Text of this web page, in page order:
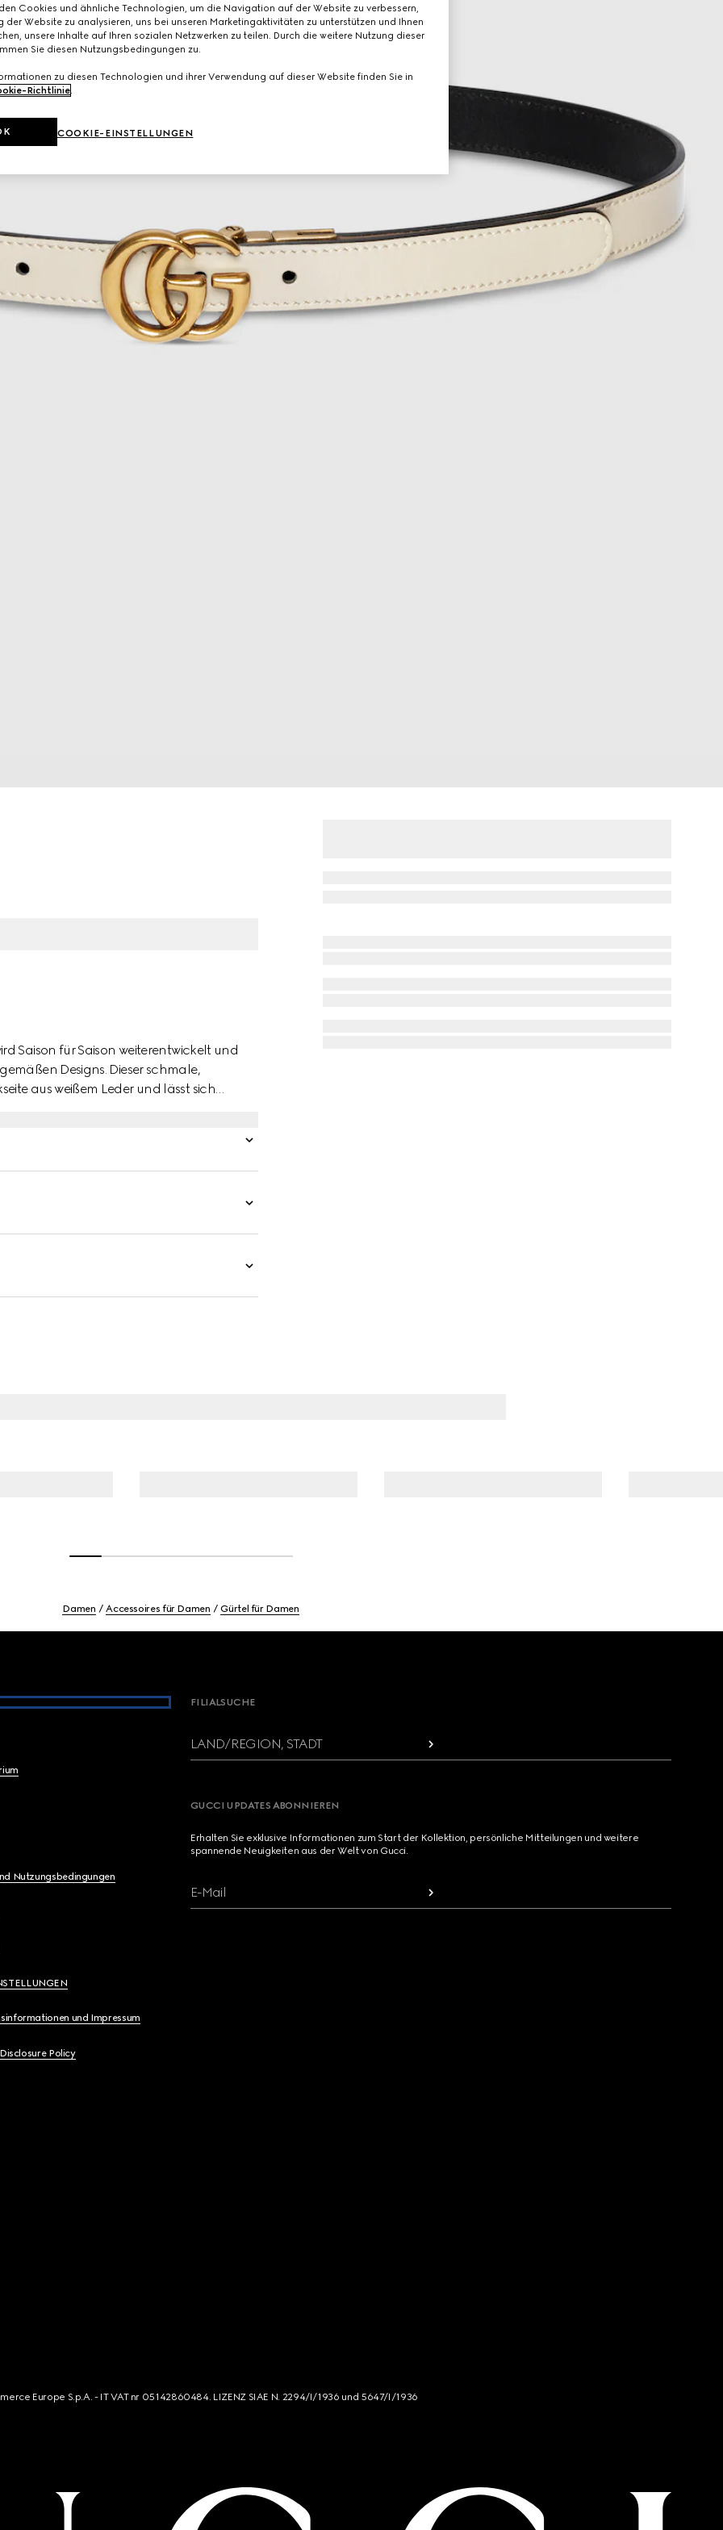
Saison für Saison weiterentwickelt und
Designs. Dieser schmale,
aus weißem Leder und lässt sich
Damen Accessoires für Damen Gürtel für Damen
Nutzungsbedingungen
und Impressum
Policy
FILIALSUCHE
LAND/REGION, STADT
GUCCI UPDATES ABONNIEREN
Erhalten Sie exklusive Informationen zum Start der Kollektion, persönliche Mitteilungen und weitere
spannende Neuigkeiten aus der Welt von Gucci.
E-Mail
Europe S.p.A. - IT VAT nr 05142860484. LIZENZ SIAE N. 2294/I/1936 und 5647/I/1936
Cookies und ähnliche Technologien, um die Navigation auf der Website zu verbessern,
der Website zu analysieren, uns bei unseren Marketingaktivitäten zu unterstützen und Ihnen
unsere Inhalte auf Ihren sozialen Netzwerken zu teilen. Durch die weitere Nutzung dieser
Sie diesen Nutzungsbedingungen zu.
zu diesen Technologien und ihrer Verwendung auf dieser Website finden Sie in
Richtlinie
COOKIE-EINSTELLUNGEN